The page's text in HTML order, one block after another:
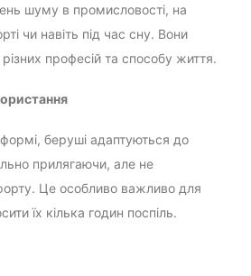
шуму в промисловості, на
чи навіть під час сну. Вони
професій та способу життя.
беруші адаптуються до
прилягаючи, але не
Це особливо важливо для
їх кілька годин поспіль.